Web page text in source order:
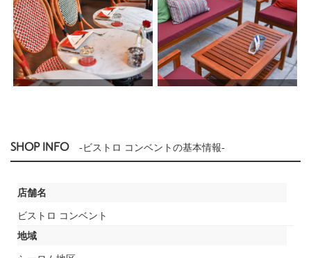
SHOP INFO -ビストロ コンベントの基本情報-
店舗名
ビストロ コンベント
地域